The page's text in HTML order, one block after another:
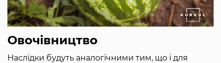
Овочівництво
Наслідки будуть аналогічними тим, що і для